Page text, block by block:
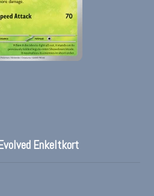
Enkeltkort